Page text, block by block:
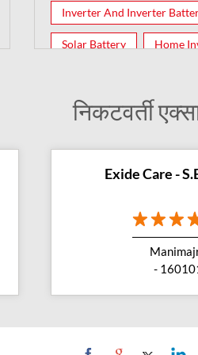
Inverter And Inverter
Solar Battery Home
निकटवर्ती
Exide Care -
-